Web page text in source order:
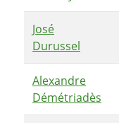
José
Durussel
Alexandre
Démétriadès